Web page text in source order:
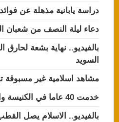
دراسة يابانية مذهلة عن
دعاء ليلة النصف من شعبان
بالفيديو.. نهاية بشعة
السويد
مشاهد اسلامية غير مسبوقة
خدمت 40 عاما في الكنيسة والان اعترف بهذا السر!
بالفيديو.. الاسلام يصل